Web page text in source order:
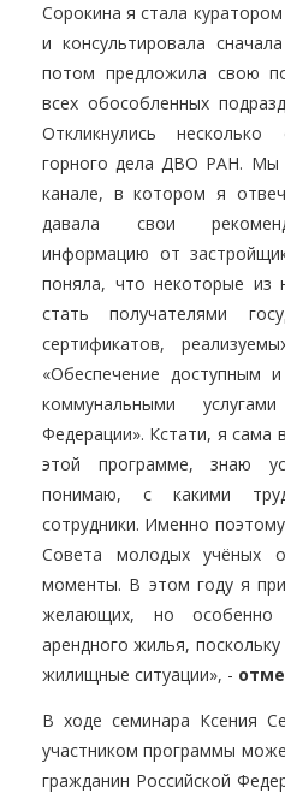
Сорокина я стала
и консультировала
потом предложила свою
всех обособленных
Откликнулись несколько
горного дела ДВО РАН. Мы
канале, в котором я
давала свои
информацию от
поняла, что некоторые из
стать получателями
сертификатов,
«Обеспечение
коммунальными
Федерации». Кстати, я сама
этой программе, знаю
понимаю, с какими
сотрудники. Именно
Совета молодых учёных
моменты. В этом году я
желающих, но особенно
арендного жилья,
жилищные ситуации», -
В ходе семинара Ксения
участником программы
гражданин Российской